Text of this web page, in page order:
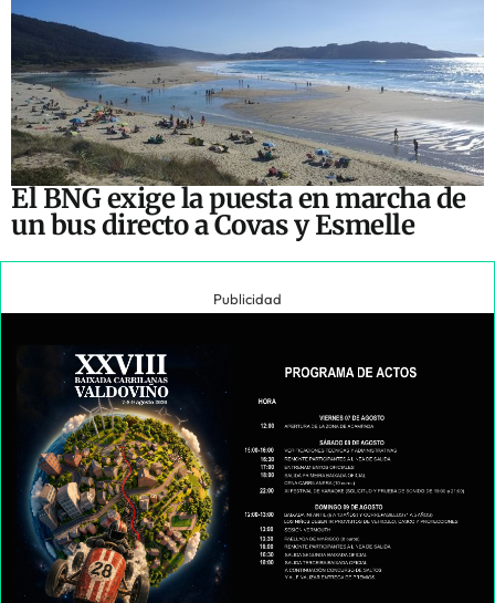
El BNG exige la puesta en marcha de
un bus directo a Covas y Esmelle
Publicidad